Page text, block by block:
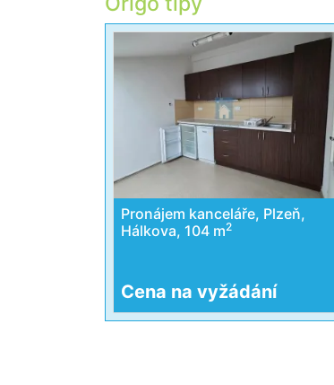
Pronájem kanceláře, Plzeň,
Hálkova, 104 m2
Cena na vyžádání